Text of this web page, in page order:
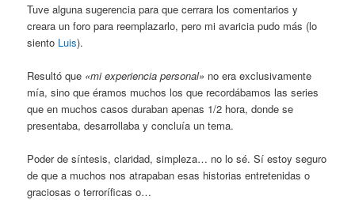
Tuve alguna sugerencia para que cerrara los comentarios y
creara un foro para reemplazarlo, pero mi avaricia pudo más (lo
siento Luis).
Resultó que «mi experiencia personal» no era exclusivamente
mía, sino que éramos muchos los que recordábamos las series
que en muchos casos duraban apenas 1/2 hora, donde se
presentaba, desarrollaba y concluía un tema.
Poder de síntesis, claridad, simpleza… no lo sé. Sí estoy seguro
de que a muchos nos atrapaban esas historias entretenidas o
graciosas o terroríficas o…